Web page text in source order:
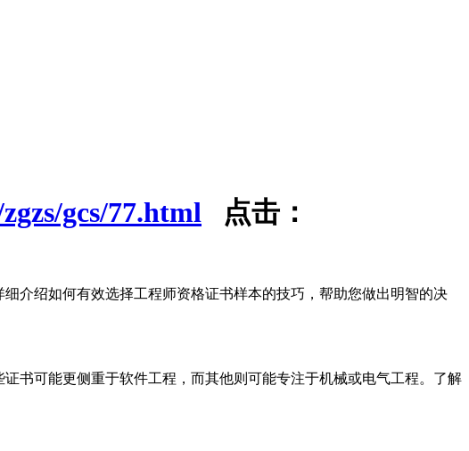
gcs/77.html 点击：
介绍如何有效选择工程师资格证书样本的技巧，帮助您做出明智的决
书可能更侧重于软件工程，而其他则可能专注于机械或电气工程。了解